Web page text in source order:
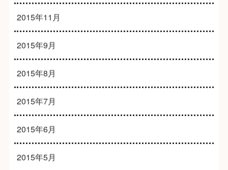
2015年11月
2015年9月
2015年8月
2015年7月
2015年6月
2015年5月